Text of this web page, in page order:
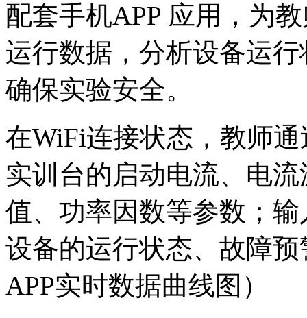
配套手机APP 应用，为
运行数据，分析设备运
确保实验安全。
在WiFi连接状态，教师
实训台的启动电流、电
值、功率因数等参数；
设备的运行状态、故障
APP实时数据曲线图）